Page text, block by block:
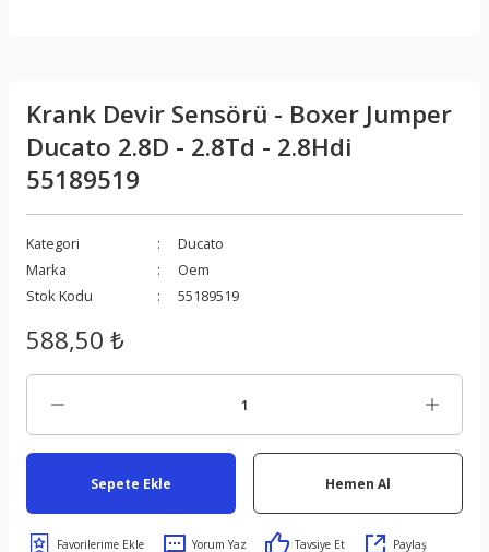
Krank Devir Sensörü - Boxer Jumper
Ducato 2.8D - 2.8Td - 2.8Hdi
55189519
Kategori
Ducato
Marka
Oem
Stok Kodu
55189519
588,50 ₺
Sepete Ekle Hemen Al
Yorum Yaz Tavsiye Et Paylaş